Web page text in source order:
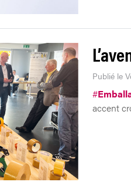
Publié le
#
accent